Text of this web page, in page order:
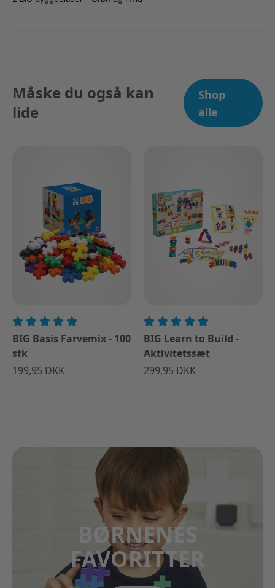
Måske du også kan
lide
Shop
alle
BIG Basis Farvemix - 100
stk
199,95 DKK
BIG Learn to Build -
Aktivitetssæt
299,95 DKK
BØRNENES
FAVORITTER